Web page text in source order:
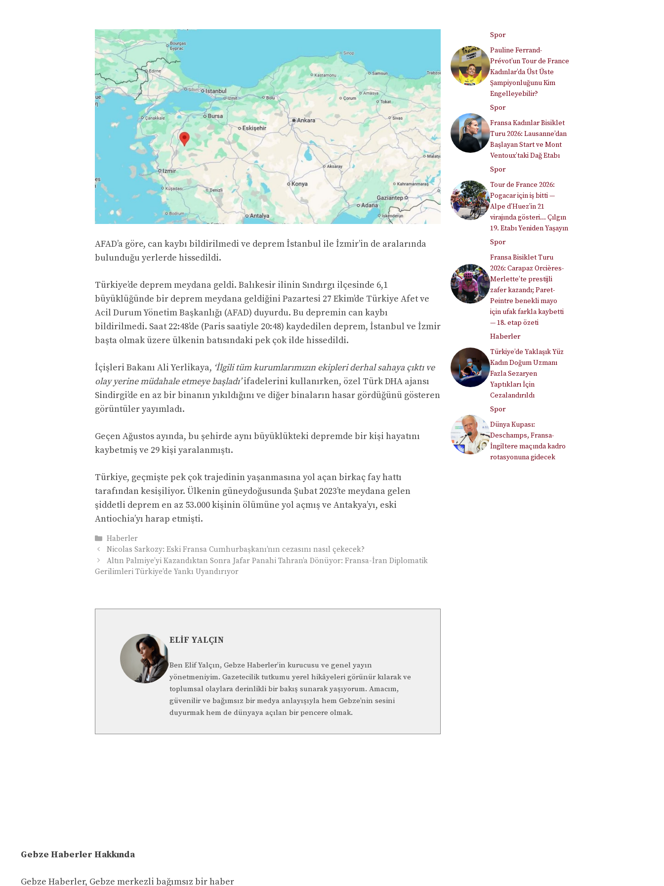
AFAD’a göre, can kaybı bildirilmedi ve deprem İstanbul ile İzmir’in de aralarında
bulunduğu yerlerde hissedildi.
Türkiye’de deprem meydana geldi. Balıkesir ilinin Sındırgı ilçesinde 6,1
büyüklüğünde bir deprem meydana geldiğini Pazartesi 27 Ekim’de Türkiye Afet ve
Acil Durum Yönetim Başkanlığı (AFAD) duyurdu. Bu depremin can kaybı
bildirilmedi. Saat 22:48’de (Paris saatiyle 20:48) kaydedilen deprem, İstanbul ve İzmir
başta olmak üzere ülkenin batısındaki pek çok ilde hissedildi.
İçişleri Bakanı Ali Yerlikaya, ‘İlgili tüm kurumlarımızın ekipleri derhal sahaya çıktı ve
olay yerine müdahale etmeye başladı’ifadelerini kullanırken, özel Türk DHA ajansı
Sindirgi’de en az bir binanın yıkıldığını ve diğer binaların hasar gördüğünü gösteren
görüntüler yayımladı.
Geçen Ağustos ayında, bu şehirde aynı büyüklükteki depremde bir kişi hayatını
kaybetmiş ve 29 kişi yaralanmıştı.
Türkiye, geçmişte pek çok trajedinin yaşanmasına yol açan birkaç fay hattı
tarafından kesişiliyor. Ülkenin güneydoğusunda Şubat 2023’te meydana gelen
şiddetli deprem en az 53.000 kişinin ölümüne yol açmış ve Antakya’yı, eski
Antiochia’yı harap etmişti.
Kategoriler
Haberler
Nicolas Sarkozy: Eski Fransa Cumhurbaşkanı’nın cezasını nasıl çekecek?
Altın Palmiye’yi Kazandıktan Sonra Jafar Panahi Tahran’a Dönüyor: Fransa-İran Diplomatik
Gerilimleri Türkiye’de Yankı Uyandırıyor
ELIF YALÇIN
Ben Elif Yalçın, Gebze Haberler’in kurucusu ve genel yayın
yönetmeniyim. Gazetecilik tutkumu yerel hikâyeleri görünür kılarak ve
toplumsal olaylara derinlikli bir bakış sunarak yaşıyorum. Amacım,
güvenilir ve bağımsız bir medya anlayışıyla hem Gebze’nin sesini
duyurmak hem de dünyaya açılan bir pencere olmak.
Spor
Pauline Ferrand-
Prévot’un Tour de France
Kadınlar’da Üst Üste
Şampiyonluğunu Kim
Engelleyebilir?
Spor
Fransa Kadınlar Bisiklet
Turu 2026: Lausanne’dan
Başlayan Start ve Mont
Ventoux’taki Dağ Etabı
Spor
Tour de France 2026:
Pogacar için iş bitti —
Alpe d’Huez’in 21
virajında gösteri… Çılgın
19. Etabı Yeniden Yaşayın
Spor
Fransa Bisiklet Turu
2026: Carapaz Orcières-
Merlette’te prestijli
zafer kazandı; Paret-
Peintre benekli mayo
için ufak farkla kaybetti
— 18. etap özeti
Haberler
Türkiye’de Yaklaşık Yüz
Kadın Doğum Uzmanı
Fazla Sezaryen
Yaptıkları İçin
Cezalandırıldı
Spor
Dünya Kupası:
Deschamps, Fransa-
İngiltere maçında kadro
rotasyonuna gidecek
Gebze Haberler Hakkında
Gebze Haberler, Gebze merkezli bağımsız bir haber